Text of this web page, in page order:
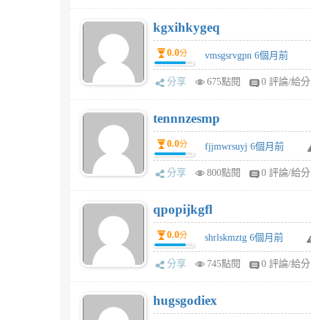
kgxihkygeq
0.0分 vmsgsrvgpn 6個月前
分享 675點閱 0 評論/給分
tennnzesmp
0.0分 fjjmwrsuyj 6個月前
分享 800點閱 0 評論/給分
qpopijkgfl
0.0分 shrlskmztg 6個月前
分享 745點閱 0 評論/給分
hugsgodiex